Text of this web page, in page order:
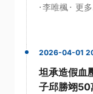
·李唯楓· 更
2026-04-01
坦承造假血
子邱勝翊50